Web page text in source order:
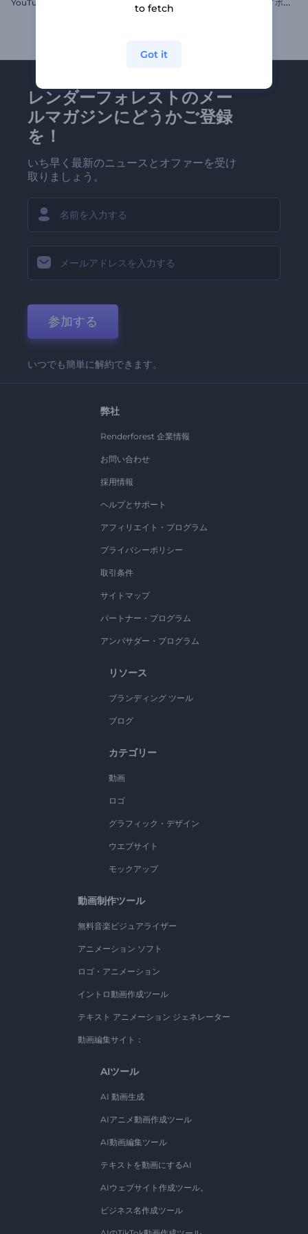
YouTube アウトローパック
レンダーフォレストのメー
ルマガジンにどうかご登録
を！
いち早く最新のニュースとオファーを受け
取りましょう。
参加する
いつでも簡単に解約できます。
弊社
Renderforest 企業情報
お問い合わせ
採用情報
ヘルプとサポート
アフィリエイト・プログラム
プライバシーポリシー
取引条件
サイトマップ
パートナー・プログラム
アンバサダー・プログラム
リソース
ブランディング ツール
ブログ
カテゴリー
動画
ロゴ
グラフィック・デザイン
ウエブサイト
モックアップ
動画制作ツール
無料音楽ビジュアライザー
アニメーション ソフト
ロゴ・アニメーション
イントロ動画作成ツール
テキスト アニメーション ジェネレーター
動画編集サイト：
AIツール
AI 動画生成
AIアニメ動画作成ツール
AI動画編集ツール
テキストを動画にするAI
AIウェブサイト作成ツール。
ビジネス名作成ツール
to fetch
Got it